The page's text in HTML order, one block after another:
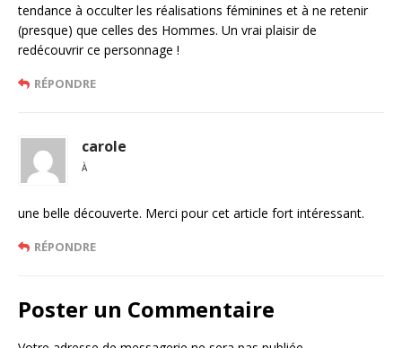
tendance à occulter les réalisations féminines et à ne retenir
(presque) que celles des Hommes. Un vrai plaisir de
redécouvrir ce personnage !
RÉPONDRE
carole
À
une belle découverte. Merci pour cet article fort intéressant.
RÉPONDRE
Poster un Commentaire